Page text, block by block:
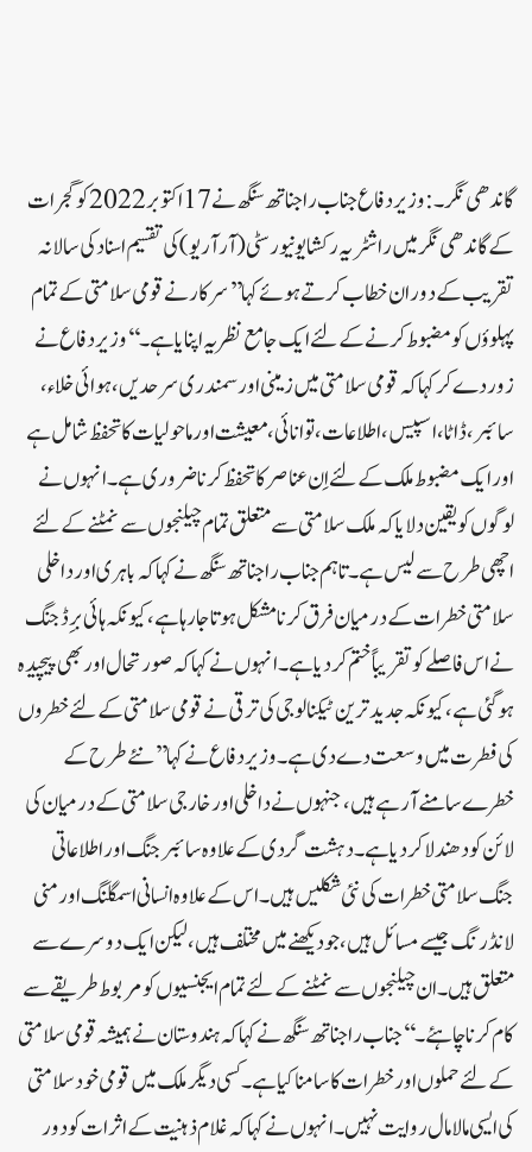
گاندھی نگر۔ : وزیر دفاع جناب راجناتھ سنگھ نے 17اکتوبر 2022 کو گجرات
کے گاندھی نگر میں راشٹریہ رکشا یونیورسٹی(آر آر یو)کی تقسیم اسناد کی سالانہ
تقریب کے دوران خطاب کرتے ہوئے کہا ’’سرکار نے قومی سلامتی کے تمام
پہلوؤں کو مضبوط کرنے کے لئے ایک جامع نظریہ اپنایا ہے۔‘‘ وزیر دفاع نے
زور دے کر کہا کہ قومی سلامتی میں زمینی اور سمندری سرحدیں ، ہوائی خلاء،
سائبر، ڈاٹا، اسپیس، اطلاعات، توانائی، معیشت اور ماحولیات کا تحفظ شامل ہے
اور ایک مضبوط ملک کے لئے اِن عناصر کا تحفظ کرنا ضروری ہے۔ انہوں نے
لوگوں کو یقین دلایا کہ ملک سلامتی سے متعلق تمام چیلنجوں سے نمٹنے کے لئے
اچھی طرح سے لیس ہے۔تاہم جناب راجناتھ سنگھ نے کہا کہ باہری اور داخلی
سلامتی خطرا ت کے درمیان فرق کرنا مشکل ہوتا جارہا ہے، کیونکہ ہائی برِڈ جنگ
نے اس فاصلے کو تقریباً ختم کردیا ہے۔ انہوں نے کہا کہ صورتحال اور بھی پیچیدہ
ہوگئی ہے، کیونکہ جدید ترین ٹیکنالوجی کی ترقی نے قومی سلامتی کے لئے خطروں
کی فطرت میں وسعت دے دی ہے۔وزیر دفاع نے کہا’’نئے طرح کے
خطرے سامنے آرہے ہیں، جنہوں نےداخلی اور خارجی سلامتی کے درمیان کی
لائن کو دھندلا کردیا ہے۔ دہشت گردی کے علاوہ سائبر جنگ اور اطلاعاتی
جنگ سلامتی خطرات کی نئی شکلیں ہیں۔اس کے علاوہ انسانی اسمگلنگ اور منی
لانڈرنگ جیسے مسائل ہیں، جو دیکھنے میں مختلف ہیں، لیکن ایک دوسرے سے
متعلق ہیں۔ ان چیلنجوں سے نمٹنے کے لئے تمام ایجنسیوں کو مربوط طریقے سے
کام کرنا چاہئے۔‘‘جناب راجناتھ سنگھ نے کہا کہ ہندوستان نے ہمیشہ قومی سلامتی
کے لئے حملوں اور خطرات کا سامناکیا ہے۔کسی دیگر ملک میں قومی خود سلامتی
کی ایسی مالا مال روایت نہیں۔ انہوں نے کہا کہ غلام ذہنیت کے اثرات کو دور